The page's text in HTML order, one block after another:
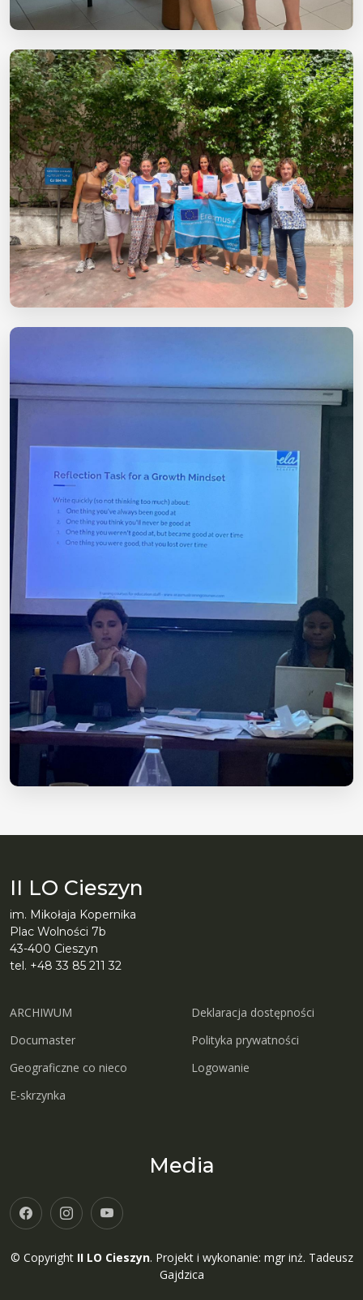
II LO Cieszyn
im. Mikołaja Kopernika
Plac Wolności 7b
43-400 Cieszyn
tel. +48 33 85 211 32
ARCHIWUM
Documaster
Geograficzne co nieco
E-skrzynka
Deklaracja dostępności
Polityka prywatności
Logowanie
Media
© Copyright II LO Cieszyn. Projekt i wykonanie: mgr inż. Tadeusz
Gajdzica